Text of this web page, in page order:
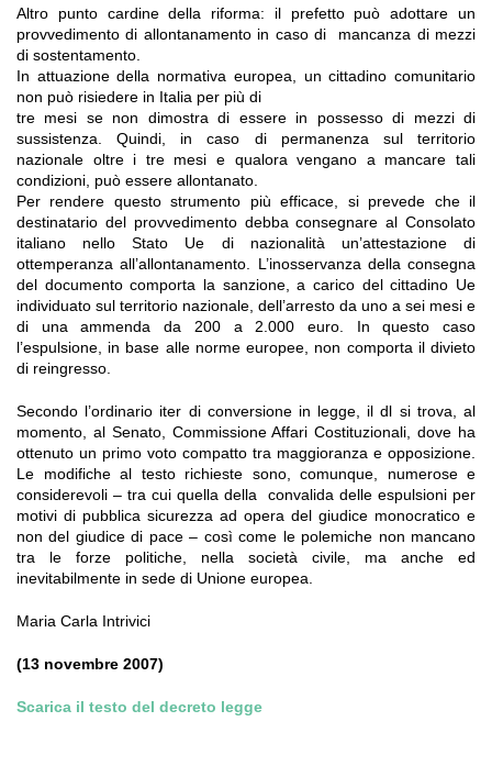
Altro punto cardine della riforma: il prefetto può adottare un
provvedimento di allontanamento in caso di mancanza di mezzi
di sostentamento.
In attuazione della normativa europea, un cittadino comunitario
non può risiedere in Italia per più di
tre mesi se non dimostra di essere in possesso di mezzi di
sussistenza. Quindi, in caso di permanenza sul territorio
nazionale oltre i tre mesi e qualora vengano a mancare tali
condizioni, può essere allontanato.
Per rendere questo strumento più efficace, si prevede che il
destinatario del provvedimento debba consegnare al Consolato
italiano nello Stato Ue di nazionalità un’attestazione di
ottemperanza all’allontanamento. L’inosservanza della consegna
del documento comporta la sanzione, a carico del cittadino Ue
individuato sul territorio nazionale, dell’arresto da uno a sei mesi e
di una ammenda da 200 a 2.000 euro. In questo caso
l’espulsione, in base alle norme europee, non comporta il divieto
di reingresso.
Secondo l’ordinario iter di conversione in legge, il dl si trova, al
momento, al Senato, Commissione Affari Costituzionali, dove ha
ottenuto un primo voto compatto tra maggioranza e opposizione.
Le modifiche al testo richieste sono, comunque, numerose e
considerevoli – tra cui quella della convalida delle espulsioni per
motivi di pubblica sicurezza ad opera del giudice monocratico e
non del giudice di pace – così come le polemiche non mancano
tra le forze politiche, nella società civile, ma anche ed
inevitabilmente in sede di Unione europea.
Maria Carla Intrivici
(13 novembre 2007)
Scarica il testo del decreto legge